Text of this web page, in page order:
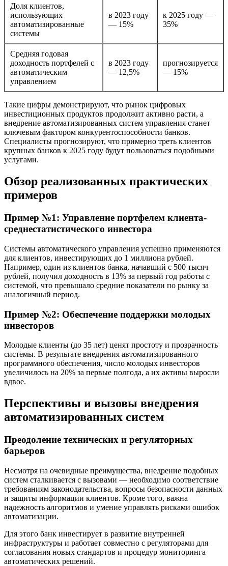
Доля клиентов,
использующих
автоматизированные
системы
в 2023 году
— 15%
к 2025 году —
35%
Средняя годовая
доходность портфелей с
автоматическим
управлением
в 2023 году
— 12,5%
прогнозируется
— 15%
Такие цифры демонстрируют, что рынок цифровых
инвестиционных продуктов продолжит активно расти, а
внедрение автоматизированных систем управления станет
ключевым фактором конкурентоспособности банков.
Специалисты прогнозируют, что примерно треть клиентов
крупных банков к 2025 году будут пользоваться подобными
услугами.
Обзор реализованных практических
примеров
Пример №1: Управление портфелем клиента-
среднестатистического инвестора
Системы автоматического управления успешно применяются
для клиентов, инвестирующих до 1 миллиона рублей.
Например, один из клиентов банка, начавший с 500 тысяч
рублей, получил доходность в 13% за первый год работы с
системой, что превышало средние показатели по рынку за
аналогичный период.
Пример №2: Обеспечение поддержки молодых
инвесторов
Молодые клиенты (до 35 лет) ценят простоту и прозрачность
системы. В результате внедрения автоматизированного
программного обеспечения, число молодых инвесторов
увеличилось на 20% за первые полгода, а их активы выросли
вдвое.
Перспективы и вызовы внедрения
автоматизированных систем
Преодоление технических и регуляторных
барьеров
Несмотря на очевидные преимущества, внедрение подобных
систем сталкивается с вызовами — необходимо соответствие
требованиям законодательства, вопросы безопасности данных
и защиты информации клиентов. Кроме того, важна
надежность алгоритмов и умение управлять рисками ошибок
автоматизации.
Для этого банк инвестирует в развитие внутренней
инфраструктуры и работает совместно с регуляторами для
согласования новых стандартов и процедур мониторинга
автоматических решений.